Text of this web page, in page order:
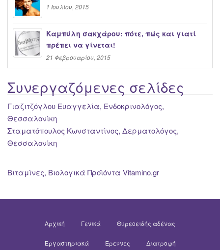
1 Ιουλίου, 2015
Καμπύλη σακχάρου: πότε, πώς και γιατί
πρέπει να γίνεται!
21 Φεβρουαρίου, 2015
Συνεργαζόμενες σελίδες
Γιαζιτζόγλου Ευαγγελία, Ενδοκρινολόγος,
Θεσσαλονίκη
Σταματόπουλος Κωνσταντίνος, Δερματολόγος,
Θεσσαλονίκη
Βιταμίνες, Βιολογικά Προϊόντα Vitamino.gr
Αρχική Γενικά Θυρεοειδής αδένας
Εργαστηριακά Έρευνες Διατροφή